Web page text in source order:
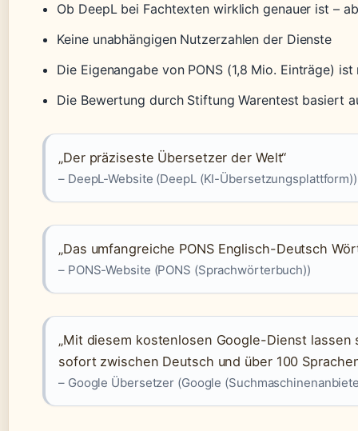
Ob DeepL bei Fachtexten wirklich genauer ist –
Keine unabhängigen Nutzerzahlen der Dienste
Die Eigenangabe von PONS (1,8 Mio. Einträge)
Die Bewertung durch Stiftung Warentest basiert
„Der präziseste Übersetzer der Welt“
– DeepL-Website (DeepL (KI-Übersetzungsplattform))
„Das umfangreiche PONS Englisch-Deutsch
– PONS-Website (PONS (Sprachwörterbuch))
„Mit diesem kostenlosen Google-Dienst lassen
sofort zwischen Deutsch und über 100
– Google Übersetzer (Google